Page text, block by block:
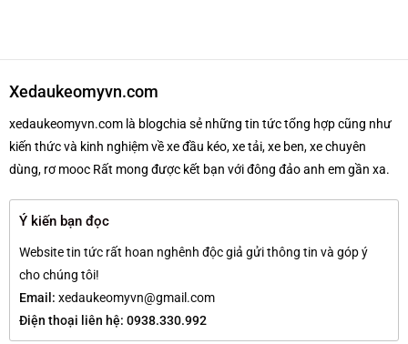
Xedaukeomyvn.com
xedaukeomyvn.com là blogchia sẻ những tin tức tổng hợp cũng như
kiến thức và kinh nghiệm về xe đầu kéo, xe tải, xe ben, xe chuyên
dùng, rơ mooc Rất mong được kết bạn với đông đảo anh em gần xa.
Ý kiến bạn đọc
Website tin tức rất hoan nghênh độc giả gửi thông tin và góp ý
cho chúng tôi!
Email: xedaukeomyvn@gmail.com
Điện thoại liên hệ: 0938.330.992